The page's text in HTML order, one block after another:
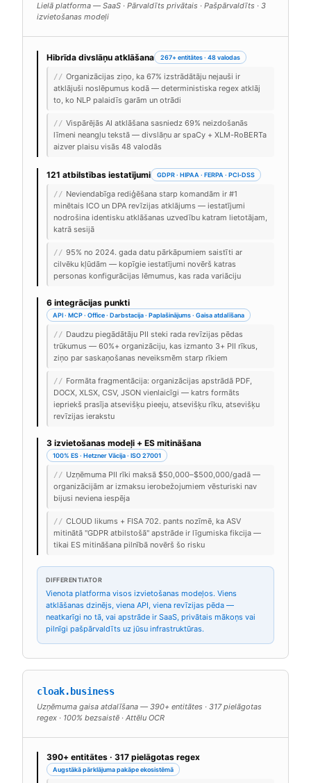
Lielā platforma — SaaS · Pārvaldīts privātais · Pašpārvaldīts · 3
izvietošanas modeļi
Hibrīda divslāņu atklāšana 267+ entitātes · 48 valodas
// Organizācijas ziņo, ka 67% izstrādātāju nejauši ir
atklājuši noslēpumus kodā — deterministiska regex atklāj
to, ko NLP palaidīs garām un otrādi
// Vispārējās AI atklāšana sasniedz 69% neizdošanās
līmeni neangļu tekstā — divslāņu ar spaCy + XLM-RoBERTa
aizver plaisu visās 48 valodās
121 atbilstības iestatījumi GDPR · HIPAA · FERPA · PCI-DSS
// Neviendabīga rediģēšana starp komandām ir #1
minētais ICO un DPA revīzijas atklājums — iestatījumi
nodrošina identisku atklāšanas uzvedību katram lietotājam,
katrā sesijā
// 95% no 2024. gada datu pārkāpumiem saistīti ar
cilvēku kļūdām — kopīgie iestatījumi novērš katras
personas konfigurācijas lēmumus, kas rada variāciju
6 integrācijas punkti
API · MCP · Office · Darbstacija · Paplašinājums · Gaisa atdalīšana
// Daudzu piegādātāju PII steki rada revīzijas pēdas
trūkumus — 60%+ organizāciju, kas izmanto 3+ PII rīkus,
ziņo par saskaņošanas neveiksmēm starp rīkiem
// Formāta fragmentācija: organizācijas apstrādā PDF,
DOCX, XLSX, CSV, JSON vienlaicīgi — katrs formāts
iepriekš prasīja atsevišķu pieeju, atsevišķu rīku, atsevišķu
revīzijas ierakstu
3 izvietošanas modeļi + ES mitināšana
100% ES · Hetzner Vācija · ISO 27001
// Uzņēmuma PII rīki maksā $50,000–$500,000/gadā —
organizācijām ar izmaksu ierobežojumiem vēsturiski nav
bijusi neviena iespēja
// CLOUD likums + FISA 702. pants nozīmē, ka ASV
mitinātā "GDPR atbilstošā" apstrāde ir līgumiska fikcija —
tikai ES mitināšana pilnībā novērš šo risku
DIFFERENTIATOR
Vienota platforma visos izvietošanas modeļos. Viens
atklāšanas dzinējs, viena API, viena revīzijas pēda —
neatkarīgi no tā, vai apstrāde ir SaaS, privātais mākoņs vai
pilnīgi pašpārvaldīts uz jūsu infrastruktūras.
cloak.business
Uzņēmuma gaisa atdalīšana — 390+ entitātes · 317 pielāgotas
regex · 100% bezsaistē · Attēlu OCR
390+ entitātes · 317 pielāgotas regex
Augstākā pārklājuma pakāpe ekosistēmā